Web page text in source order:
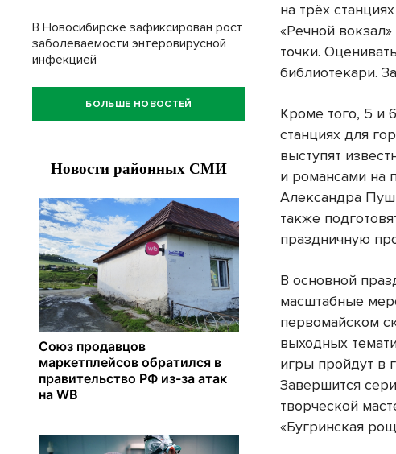
на трёх
«Речной
точки.
библиотекари.
Кроме того, 5 и
станциях для
выступят
и романсами на
Александра
также
праздничную
В основной
масштабные
первомайском
выходных
игры пройдут в
Завершится
творческой
«Бугринская
В Новосибирске зафиксирован рост
заболеваемости энтеровирусной
инфекцией
БОЛЬШЕ НОВОСТЕЙ